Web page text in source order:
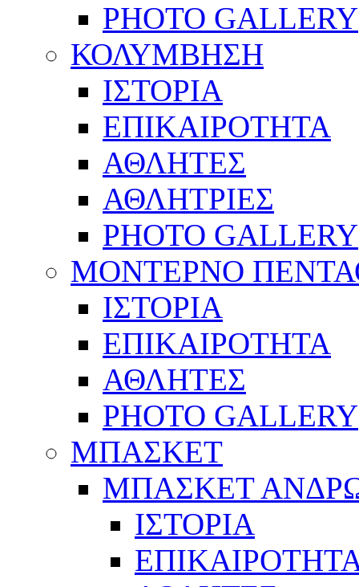
PHOTO GALLERY
ΚΟΛΥΜΒΗΣΗ
ΙΣΤΟΡΙΑ
ΕΠΙΚΑΙΡΟΤΗΤΑ
ΑΘΛΗΤΕΣ
ΑΘΛΗΤΡΙΕΣ
PHOTO GALLERY
ΜΟΝΤΕΡΝΟ
ΙΣΤΟΡΙΑ
ΕΠΙΚΑΙΡΟΤΗΤΑ
ΑΘΛΗΤΕΣ
PHOTO GALLERY
ΜΠΑΣΚΕΤ
ΜΠΑΣΚΕΤ
ΙΣΤΟΡΙΑ